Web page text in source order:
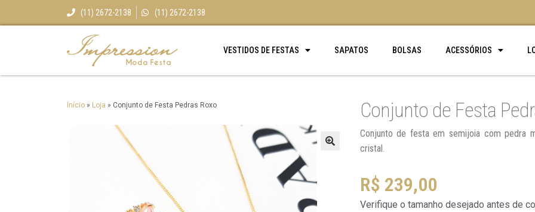
(11) 2672-2138 (11) 2672-2138
VESTIDOS DE FESTAS SAPATOS BOLSAS ACESSÓRIOS
Início » Loja » Conjunto de Festa Pedras Roxo Conjunto de Festa
Conjunto de festa em semijoia com pedra
cristal.
R$ 239,00
Verifique o tamanho desejado antes de